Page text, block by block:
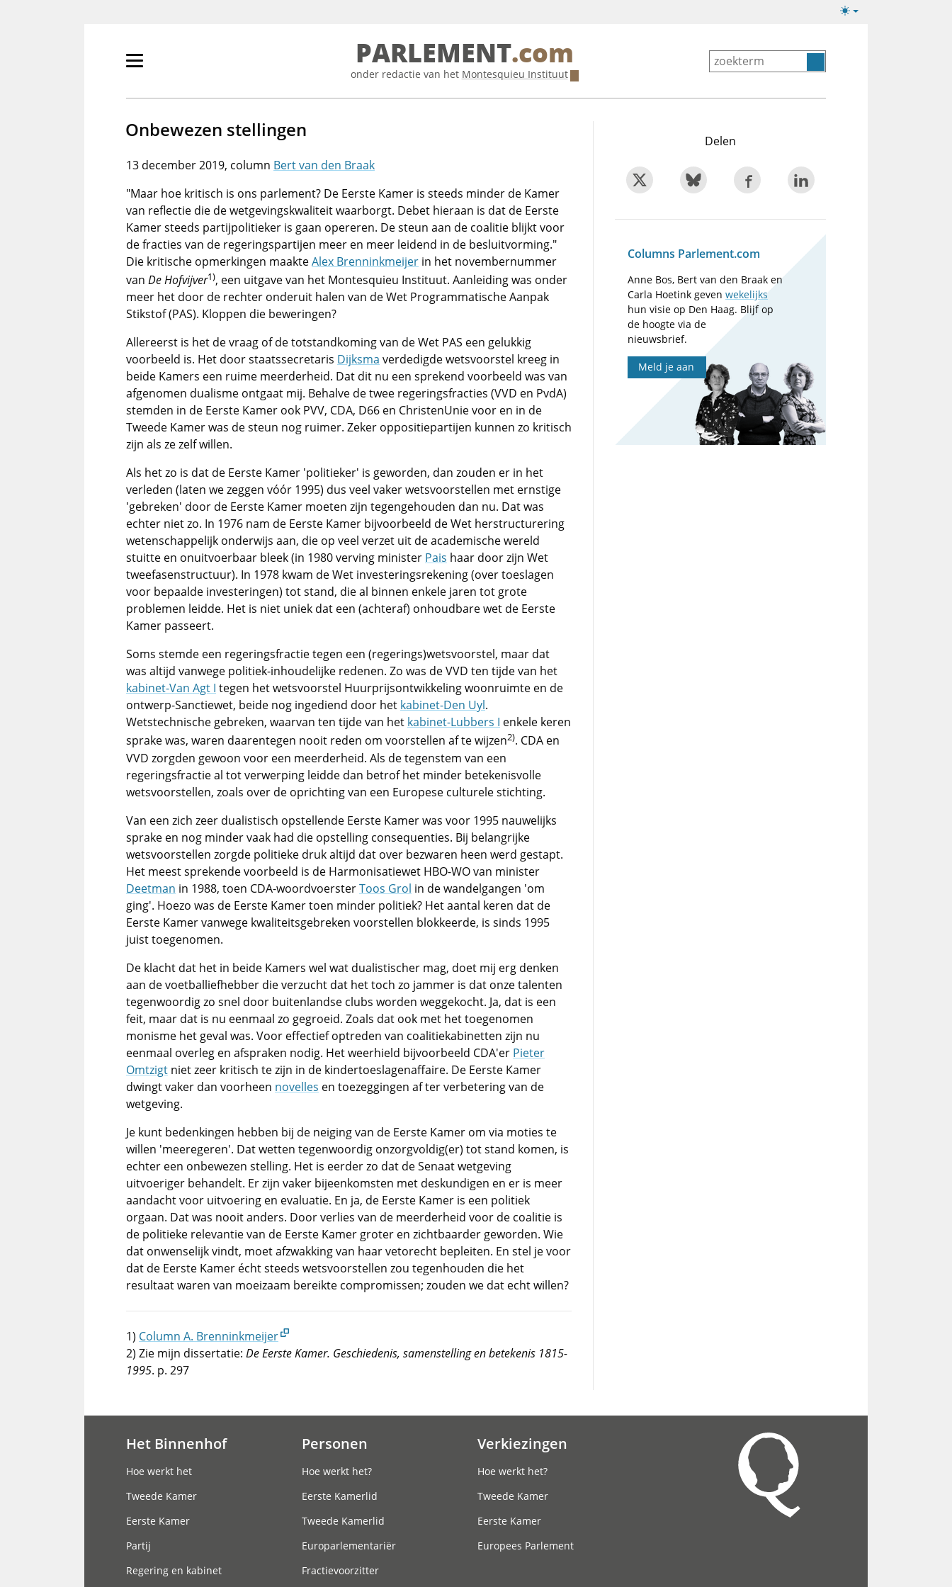
Lichte/donkere
Primair
tonen/verbergen
PARLEMENT.com
onder redactie van het Montesquieu Instituut
Onbewezen stellingen
13 december 2019
Bert van den Braak
"Maar hoe kritisch is ons parlement? De Eerste Kamer is steeds minder de Kamer
van reflectie die de wetgevingskwaliteit waarborgt. Debet hieraan is dat de Eerste
Kamer steeds partijpolitieker is gaan opereren. De steun aan de coalitie blijkt voor
de fracties van de regeringspartijen meer en meer leidend in de besluitvorming."
Die kritische opmerkingen maakteAlex Brenninkmeijer in het novembernummer
van De Hofvijver1), een uitgave van het Montesquieu Instituut. Aanleiding was onder
meer het door de rechter onderuit halen van de Wet Programmatische Aanpak
Stikstof (PAS). Kloppen die beweringen?
Allereerst is het de vraag of de totstandkoming van de Wet PAS een gelukkig
voorbeeld is. Het door staatssecretaris Dijksma verdedigde wetsvoorstel kreeg in
beide Kamers een ruime meerderheid. Dat dit nu een sprekend voorbeeld was van
afgenomen dualisme ontgaat mij. Behalve de twee regeringsfracties (VVD en PvdA)
stemden in de Eerste Kamer ook PVV, CDA, D66 en ChristenUnie voor en in de
Tweede Kamer was de steun nog ruimer. Zeker oppositiepartijen kunnen zo kritisch
zijn als ze zelf willen.
Als het zo is dat de Eerste Kamer 'politieker' is geworden, dan zouden er in het
verleden (laten we zeggen vóór 1995) dus veel vaker wetsvoorstellen met ernstige
'gebreken' door de Eerste Kamer moeten zijn tegengehouden dan nu. Dat was
echter niet zo. In 1976 nam de Eerste Kamer bijvoorbeeld de Wet herstructurering
wetenschappelijk onderwijs aan, die op veel verzet uit de academische wereld
stuitte en onuitvoerbaar bleek (in 1980 verving minister Pais haar door zijn Wet
tweefasenstructuur). In 1978 kwam de Wet investeringsrekening (over toeslagen
voor bepaalde investeringen) tot stand, die al binnen enkele jaren tot grote
problemen leidde. Het is niet uniek dat een (achteraf) onhoudbare wet de Eerste
Kamer passeert.
Soms stemde een regeringsfractie tegen een (regerings)wetsvoorstel, maar dat
was altijd vanwege politiek-inhoudelijke redenen. Zo was de VVD ten tijde van het
kabinet-Van Agt I tegen het wetsvoorstel Huurprijsontwikkeling woonruimte en de
ontwerp-Sanctiewet, beide nog ingediend door het kabinet-Den Uyl.
Wetstechnische gebreken, waarvan ten tijde van het kabinet-Lubbers I enkele keren
sprake was, waren daarentegen nooit reden om voorstellen af te wijzen2). CDA en
VVD zorgden gewoon voor een meerderheid. Als de tegenstem van een
regeringsfractie al tot verwerping leidde dan betrof het minder betekenisvolle
wetsvoorstellen, zoals over de oprichting van een Europese culturele stichting.
Van een zich zeer dualistisch opstellende Eerste Kamer was voor 1995 nauwelijks
sprake en nog minder vaak had die opstelling consequenties. Bij belangrijke
wetsvoorstellen zorgde politieke druk altijd dat over bezwaren heen werd gestapt.
Het meest sprekende voorbeeld is de Harmonisatiewet HBO-WO van minister
Deetman in 1988, toen CDA-woordvoersterToos Grol in de wandelgangen 'om
ging'. Hoezo was de Eerste Kamer toen minder politiek? Het aantal keren dat de
Eerste Kamer vanwege kwaliteitsgebreken voorstellen blokkeerde, is sinds 1995
juist toegenomen.
De klacht dat het in beide Kamers wel wat dualistischer mag, doet mij erg denken
aan de voetballiefhebber die verzucht dat het toch zo jammer is dat onze talenten
tegenwoordig zo snel door buitenlandse clubs worden weggekocht. Ja, dat is een
feit, maar dat is nu eenmaal zo gegroeid. Zoals dat ook met het toegenomen
monisme het geval was. Voor effectief optreden van coalitiekabinetten zijn nu
eenmaal overleg en afspraken nodig. Het weerhield bijvoorbeeld CDA'er Pieter
Omtzigt niet zeer kritisch te zijn in de kindertoeslagenaffaire. De Eerste Kamer
dwingt vaker dan voorheen novelles en toezeggingen af ter verbetering van de
wetgeving.
Je kunt bedenkingen hebben bij de neiging van de Eerste Kamer om via moties te
willen 'meeregeren'. Dat wetten tegenwoordig onzorgvoldig(er) tot stand komen, is
echter een onbewezen stelling. Het is eerder zo dat de Senaat wetgeving
uitvoeriger behandelt. Er zijn vaker bijeenkomsten met deskundigen en er is meer
aandacht voor uitvoering en evaluatie. En ja, de Eerste Kamer is een politiek
orgaan. Dat was nooit anders. Door verlies van de meerderheid voor de coalitie is
de politieke relevantie van de Eerste Kamer groter en zichtbaarder geworden. Wie
dat onwenselijk vindt, moet afzwakking van haar vetorecht bepleiten. En stel je voor
dat de Eerste Kamer écht steeds wetsvoorstellen zou tegenhouden die het
resultaat waren van moeizaam bereikte compromissen; zouden we dat echt willen?
1) Column A. Brenninkmeijer
2) Zie mijn dissertatie: De Eerste Kamer. Geschiedenis, samenstelling en betekenis 1815-
1995. p. 297
Delen
Columns Parlement.com
Anne Bos, Bert van den Braak en
Carla Hoetink gevenwekelijks
hun visie op Den Haag. Blijf op
de hoogte via de
nieuwsbrief.
Meld je aan
Het Binnenhof
Hoe werkt het
Tweede Kamer
Eerste Kamer
Partij
Regering en kabinet
Personen
Hoe werkt het?
Eerste Kamerlid
Tweede Kamerlid
Europarlementariër
Fractievoorzitter
Verkiezingen
Hoe werkt het?
Tweede Kamer
Eerste Kamer
Europees Parlement